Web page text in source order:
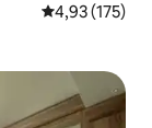
4,93 av 5 i
4,93 (175)